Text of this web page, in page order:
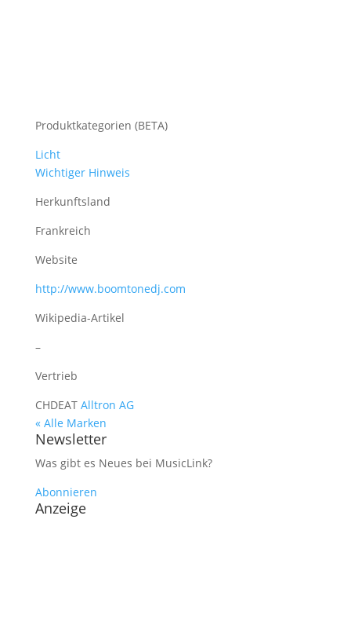
Produktkategorien (BETA)
Licht
Wichtiger Hinweis
Herkunftsland
Frankreich
Website
http://www.boomtonedj.com
Wikipedia-Artikel
–
Vertrieb
CHDEAT Alltron AG
« Alle Marken
Newsletter
Was gibt es Neues bei MusicLink?
Abonnieren
Anzeige